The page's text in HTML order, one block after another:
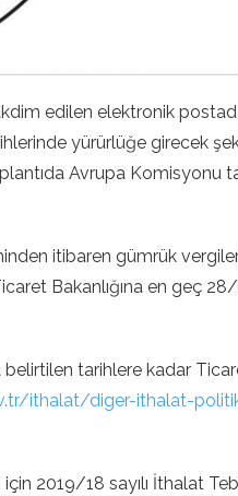
edilen elektronik
yürürlüğe girecek
Avrupa Komisyonu
itibaren gümrük
Bakanlığına en geç
tarihlere kadar
ithalat/diger-ithalat-
2019/18 sayılı İthalat